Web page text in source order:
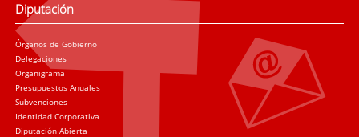
Diputación
Órganos de Gobierno
Delegaciones
Organigrama
Presupuestos Anuales
Subvenciones
Identidad Corporativa
Diputación Abierta